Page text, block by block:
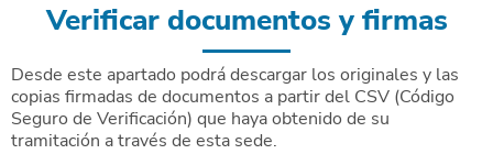
Verificar documentos y firmas
Desde este apartado podrá descargar los originales y las
copias firmadas de documentos a partir del CSV (Código
Seguro de Verificación) que haya obtenido de su
tramitación a través de esta sede.